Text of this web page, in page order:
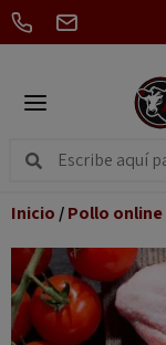
Inicio /Pollo online